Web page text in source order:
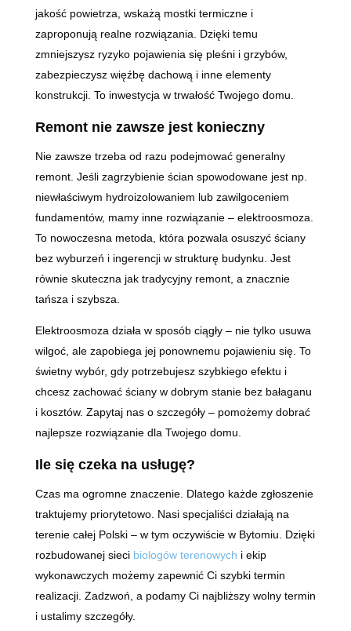
jakość powietrza, wskażą mostki termiczne i
zaproponują realne rozwiązania. Dzięki temu
zmniejszysz ryzyko pojawienia się pleśni i grzybów,
zabezpieczysz więźbę dachową i inne elementy
konstrukcji. To inwestycja w trwałość Twojego domu.
Remont nie zawsze jest konieczny
Nie zawsze trzeba od razu podejmować generalny
remont. Jeśli zagrzybienie ścian spowodowane jest np.
niewłaściwym hydroizolowaniem lub zawilgoceniem
fundamentów, mamy inne rozwiązanie – elektroosmoza.
To nowoczesna metoda, która pozwala osuszyć ściany
bez wyburzeń i ingerencji w strukturę budynku. Jest
równie skuteczna jak tradycyjny remont, a znacznie
tańsza i szybsza.
Elektroosmoza działa w sposób ciągły – nie tylko usuwa
wilgoć, ale zapobiega jej ponownemu pojawieniu się. To
świetny wybór, gdy potrzebujesz szybkiego efektu i
chcesz zachować ściany w dobrym stanie bez bałaganu
i kosztów. Zapytaj nas o szczegóły – pomożemy dobrać
najlepsze rozwiązanie dla Twojego domu.
Ile się czeka na usługę?
Czas ma ogromne znaczenie. Dlatego każde zgłoszenie
traktujemy priorytetowo. Nasi specjaliści działają na
terenie całej Polski – w tym oczywiście w Bytomiu. Dzięki
rozbudowanej sieci biologów terenowych i ekip
wykonawczych możemy zapewnić Ci szybki termin
realizacji. Zadzwoń, a podamy Ci najbliższy wolny termin
i ustalimy szczegóły.